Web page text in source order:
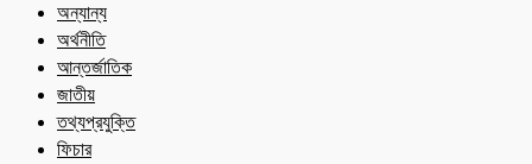
অন্যান্য
অর্থনীতি
আন্তর্জাতিক
জাতীয়
তথ্যপ্রযুক্তি
ফিচার